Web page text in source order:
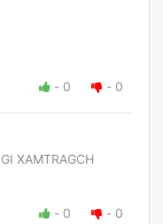
- 0 - 0
XAMTRAGCH
- 0 - 0